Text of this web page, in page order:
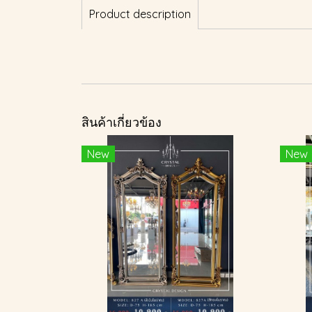
Product description
สินค้าเกี่ยวข้อง
New New